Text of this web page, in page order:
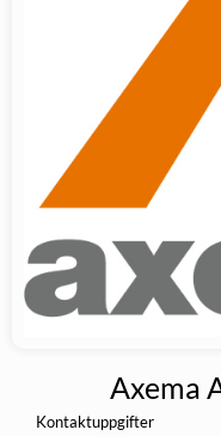
Axema
Kontaktuppgifter